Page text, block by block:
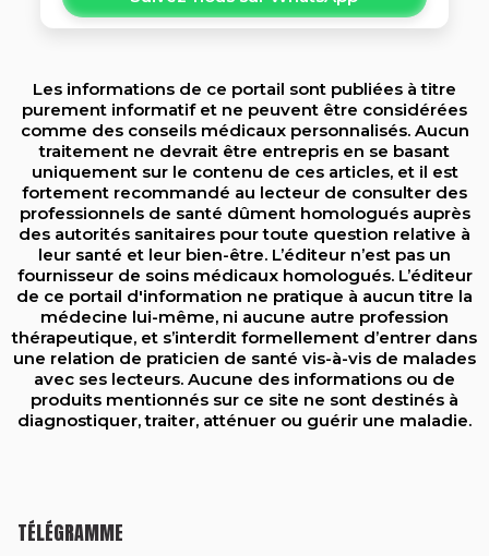
Les informations de ce portail sont publiées à titre
purement informatif et ne peuvent être considérées
comme des conseils médicaux personnalisés. Aucun
traitement ne devrait être entrepris en se basant
uniquement sur le contenu de ces articles, et il est
fortement recommandé au lecteur de consulter des
professionnels de santé dûment homologués auprès
des autorités sanitaires pour toute question relative à
leur santé et leur bien-être. L’éditeur n’est pas un
fournisseur de soins médicaux homologués. L’éditeur
de ce portail d'information ne pratique à aucun titre la
médecine lui-même, ni aucune autre profession
thérapeutique, et s’interdit formellement d’entrer dans
une relation de praticien de santé vis-à-vis de malades
avec ses lecteurs. Aucune des informations ou de
produits mentionnés sur ce site ne sont destinés à
diagnostiquer, traiter, atténuer ou guérir une maladie.
TÉLÉGRAMME